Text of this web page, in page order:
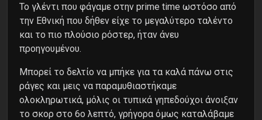
Το γλέντι που φάγαμε στην prime time ωστόσο από
την Εθνική που δήθεν είχε το μεγαλύτερο ταλέντο
και το πιο πλούσιο ρόστερ, ήταν άνευ
προηγουμένου.
Μπορεί το δελτίο να μπήκε για τα καλά πάνω στις
ράγες και μεις να παραμυθιαστήκαμε
ολοκληρωτικά, μόλις οι τυπικά γηπεδούχοι άνοιξαν
το σκορ στο 6ο λεπτό, γρήγορα όμως καταλάβαμε